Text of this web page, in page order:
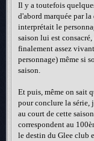
Il y a toutefois
d'abord marquée par
interprétait le
saison lui est
finalement assez
personnage) même si
saison.
Et puis, même on sait
pour conclure la série,
au court de cette
correspondent au
le destin du Glee club